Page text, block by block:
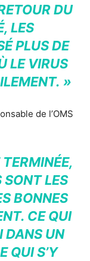
DU
LES
PLUS DE
LE VIRUS
»
de l’OMS
SONT LES
BONNES
CE QUI
DANS UN
QUI S’Y